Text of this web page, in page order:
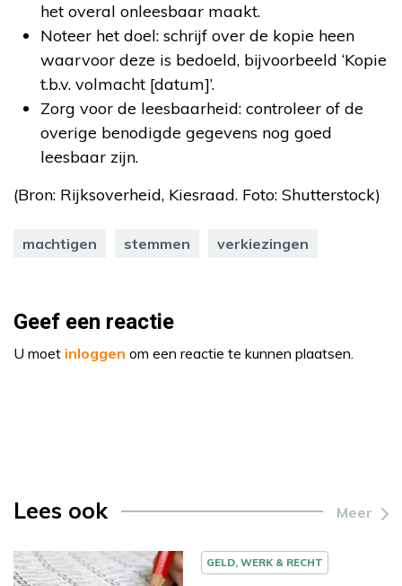
het overal onleesbaar maakt.
Noteer het doel: schrijf over de kopie heen
waarvoor deze is bedoeld, bijvoorbeeld ‘Kopie
t.b.v. volmacht [datum]’.
Zorg voor de leesbaarheid: controleer of de
overige benodigde gegevens nog goed
leesbaar zijn.
(Bron: Rijksoverheid, Kiesraad. Foto: Shutterstock)
machtigen stemmen verkiezingen
Geef een reactie
U moet inloggen om een reactie te kunnen plaatsen.
Lees ook Meer
GELD, WERK & RECHT